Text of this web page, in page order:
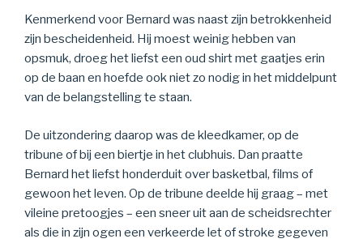
Kenmerkend voor Bernard was naast zijn betrokkenheid
zijn bescheidenheid. Hij moest weinig hebben van
opsmuk, droeg het liefst een oud shirt met gaatjes erin
op de baan en hoefde ook niet zo nodig in het middelpunt
van de belangstelling te staan.
De uitzondering daarop was de kleedkamer, op de
tribune of bij een biertje in het clubhuis. Dan praatte
Bernard het liefst honderduit over basketbal, films of
gewoon het leven. Op de tribune deelde hij graag – met
vileine pretoogjes – een sneer uit aan de scheidsrechter
als die in zijn ogen een verkeerde let of stroke gegeven